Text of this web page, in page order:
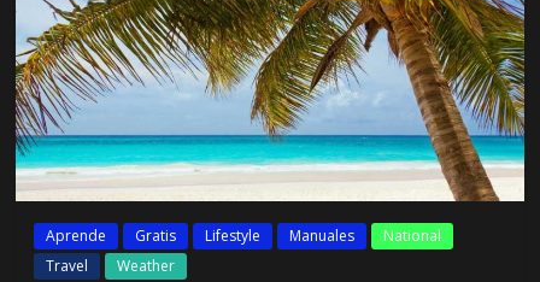
Aprende Gratis Lifestyle Manuales
National
Travel
Weather